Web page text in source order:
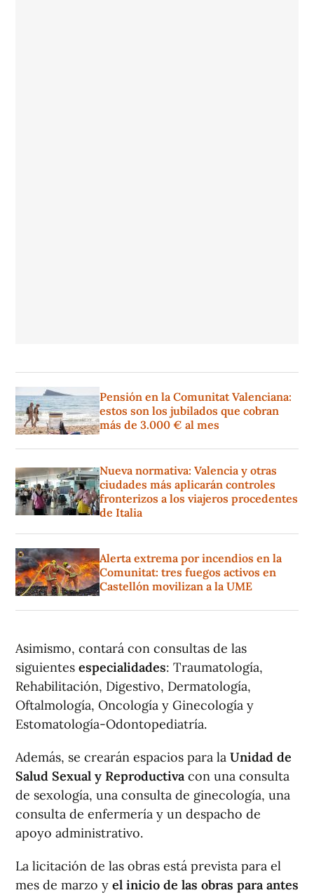
Pensión en la Comunitat Valenciana:
estos son los jubilados que cobran
más de 3.000 € al mes
Nueva normativa: Valencia y otras
ciudades más aplicarán controles
fronterizos a los viajeros procedentes
de Italia
Alerta extrema por incendios en la
Comunitat: tres fuegos activos en
Castellón movilizan a la UME
Asimismo, contará con consultas de las
siguientes especialidades: Traumatología,
Rehabilitación, Digestivo, Dermatología,
Oftalmología, Oncología y Ginecología y
Estomatología-Odontopediatría.
Además, se crearán espacios para la Unidad de
Salud Sexual y Reproductiva con una consulta
de sexología, una consulta de ginecología, una
consulta de enfermería y un despacho de
apoyo administrativo.
La licitación de las obras está prevista para el
mes de marzo y el inicio de las obras para antes